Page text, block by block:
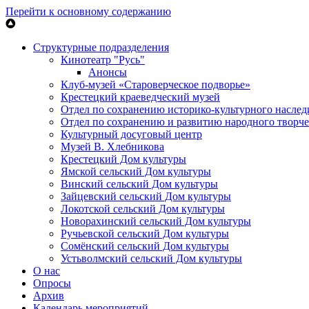
Перейти к основному содержанию
Структурные подразделения
Кинотеатр "Русь"
Анонсы
Клуб-музей «Староверческое подворье»
Крестецкий краеведческий музей
Отдел по сохранению историко-культурного
Отдел по сохранению и развитию народного
Культурный досуговый центр
Музей В. Хлебникова
Крестецкий Дом культуры
Ямской сельский Дом культуры
Винский сельский Дом культуры
Зайцевский сельский Дом культуры
Локотской сельский Дом культуры
Новорахинский сельский Дом культуры
Ручьевской сельский Дом культуры
Сомёнский сельский Дом культуры
Устьволмский сельский Дом культуры
О нас
Опросы
Архив